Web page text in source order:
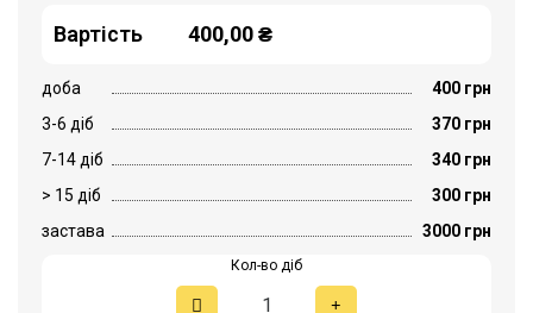
Вартість 400,00 ₴
доба
400 грн
3-6 діб
370 грн
7-14 діб
340 грн
> 15 діб
300 грн
застава
3000 грн
Кол-во діб